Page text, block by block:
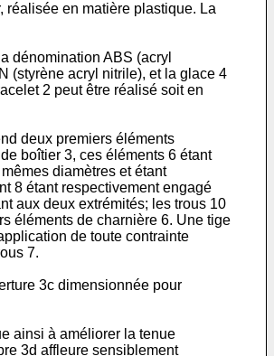
réalisée en matière plastique. La
dénomination ABS (acryl
(styrène acryl nitrile), et la glace 4
2 peut être réalisé soit en
deux premiers éléments
boîtier 3, ces éléments 6 étant
diamètres et étant
8 étant respectivement engagé
aux deux extrémités; les trous 10
éléments de charnière 6. Une tige
de toute contrainte
7.
3c dimensionnée pour
ainsi à améliorer la tenue
3d affleure sensiblement